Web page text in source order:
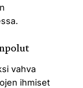
vahva
ihmiset